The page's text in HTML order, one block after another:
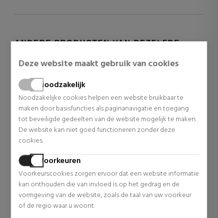
Deze website maakt gebruik van cookies
Noodzakelijk
Noodzakelijke cookies helpen een website bruikbaar te
maken door basisfuncties als paginanavigatie en toegang
tot beveiligde gedeelten van de website mogelijk te maken.
De website kan niet goed functioneren zonder deze
cookies.
Voorkeuren
Voorkeurscookies zorgen ervoor dat een website informatie
kan onthouden die van invloed is op het gedrag en de
vormgeving van de website, zoals de taal van uw voorkeur
of de regio waar u woont.
ANDERE PRODUCTEN VAN DEZELFDE
CHANEL
Coco Mademoiselle Milde
Geparfumeerde Zeep
CHANEL
Coco Mademoiselle Twist